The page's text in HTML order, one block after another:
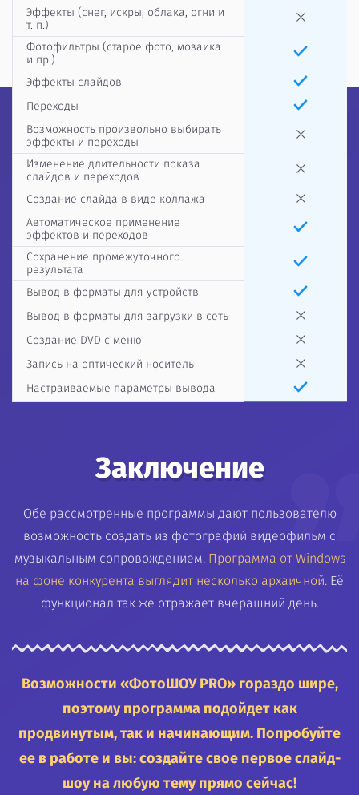
Эффекты (снег, искры, облака, огни и
т. п.)
Фотофильтры (старое фото, мозаика
и пр.)
Эффекты слайдов
Переходы
Возможность произвольно выбирать
эффекты и переходы
Изменение длительности показа
слайдов и переходов
Создание слайда в виде коллажа
Автоматическое применение
эффектов и переходов
Сохранение промежуточного
результата
Вывод в форматы для устройств
Вывод в форматы для загрузки в сеть
Создание DVD с меню
Запись на оптический носитель
Настраиваемые параметры вывода
Заключение
Обе рассмотренные программы дают пользователю
возможность создать из фотографий видеофильм с
музыкальным сопровождением. Программа от Windows
на фоне конкурента выглядит несколько архаичной. Её
функционал так же отражает вчерашний день.
Возможности «ФотоШОУ PRO» гораздо шире,
поэтому программа подойдет как
продвинутым, так и начинающим. Попробуйте
ее в работе и вы: создайте свое первое слайд-
шоу на любую тему прямо сейчас!